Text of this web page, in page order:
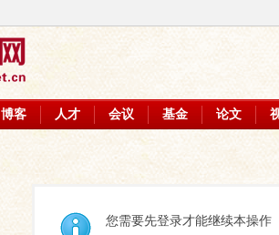
博客 人才 会议 基金 论文
您需要先登录才能继续本操作